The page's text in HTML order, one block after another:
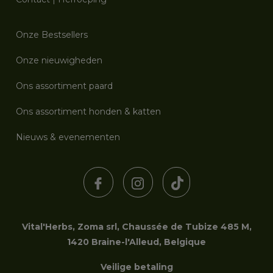
Onze Bestsellers
Onze nieuwigheden
Ons assortiment paard
Ons assortiment honden & katten
Nieuws & evenementen
Vital'Herbs, Zoma srl, Chaussée de Tubize 485 M,
1420 Braine-l'Alleud, Belgique
Veilige betaling